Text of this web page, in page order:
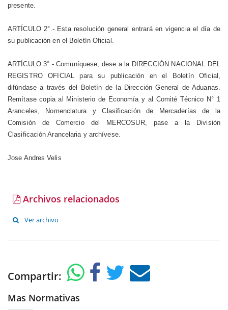
presente.
ARTÍCULO 2°.- Esta resolución general entrará en vigencia el día de
su publicación en el Boletín Oficial.
ARTÍCULO 3°.- Comuníquese, dese a la DIRECCIÓN NACIONAL DEL
REGISTRO OFICIAL para su publicación en el Boletín Oficial,
difúndase a través del Boletín de la Dirección General de Aduanas.
Remítase copia al Ministerio de Economía y al Comité Técnico N° 1
Aranceles, Nomenclatura y Clasificación de Mercaderías de la
Comisión de Comercio del MERCOSUR, pase a la División
Clasificación Arancelaria y archívese.
Jose Andres Velis
Archivos relacionados
Ver archivo
Compartir:
Mas Normativas